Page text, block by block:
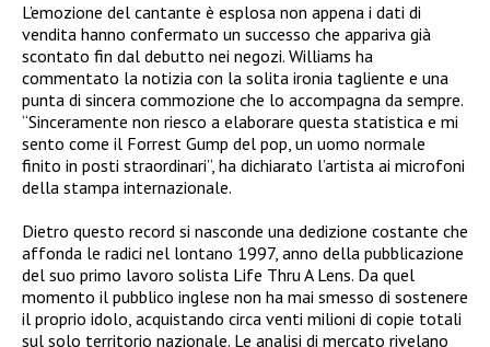
L’emozione del cantante è esplosa non appena i dati di
vendita hanno confermato un successo che appariva già
scontato fin dal debutto nei negozi. Williams ha
commentato la notizia con la solita ironia tagliente e una
punta di sincera commozione che lo accompagna da sempre.
“Sinceramente non riesco a elaborare questa statistica e mi
sento come il Forrest Gump del pop, un uomo normale
finito in posti straordinari”, ha dichiarato l’artista ai microfoni
della stampa internazionale.
Dietro questo record si nasconde una dedizione costante che
affonda le radici nel lontano 1997, anno della pubblicazione
del suo primo lavoro solista Life Thru A Lens. Da quel
momento il pubblico inglese non ha mai smesso di sostenere
il proprio idolo, acquistando circa venti milioni di copie totali
sul solo territorio nazionale. Le analisi di mercato rivelano